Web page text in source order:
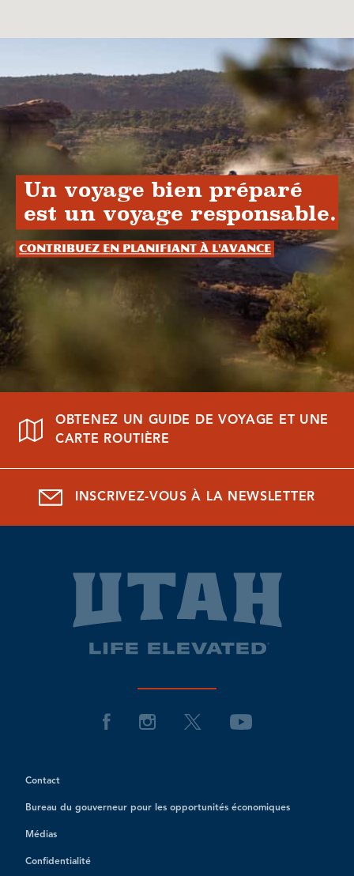
Un voyage bien préparé
est un voyage responsable.
Contribuez en planifiant à l'avance
OBTENEZ UN GUIDE DE VOYAGE ET UNE
CARTE ROUTIÈRE
INSCRIVEZ-VOUS À LA NEWSLETTER
Contact
Bureau du gouverneur pour les opportunités économiques
Médias
Confidentialité